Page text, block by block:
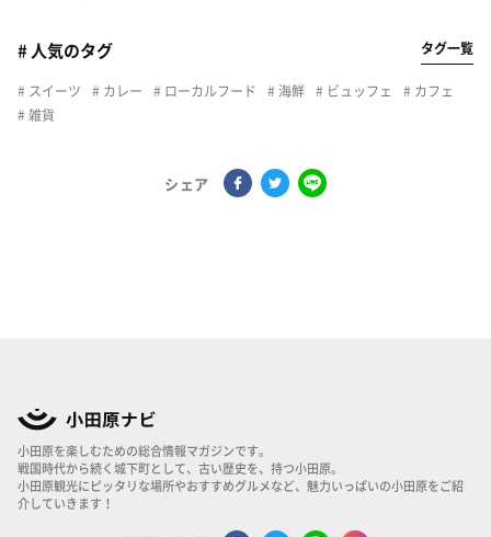
# 人気のタグ タグ一覧
スイーツ カレー ローカルフード 海鮮 ビュッフェ
カフェ
雑貨
シェア
小田原を楽しむための総合情報マガジンです。
戦国時代から続く城下町として、古い歴史を、持つ小田原。
小田原観光にピッタリな場所やおすすめグルメなど、魅力いっぱいの小田原をご紹
介していきます！